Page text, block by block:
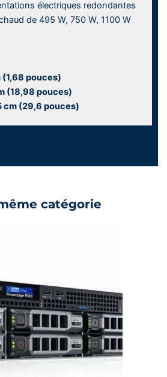
électriques redondantes
de 495 W, 750 W, 1100 W
(1,68 pouces)
(18,98 pouces)
cm (29,6 pouces)
catégorie